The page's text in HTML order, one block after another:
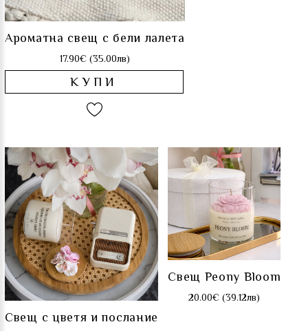
Ароматна свещ с бели лалета
17.90€ (35.00лв)
КУПИ
Свещ с цветя и послание
Свещ Peony Bloom
20.00€ (39.12лв)